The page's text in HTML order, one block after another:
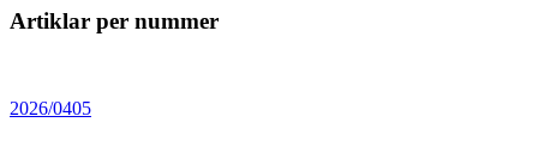
Artiklar per nummer
2026/0405